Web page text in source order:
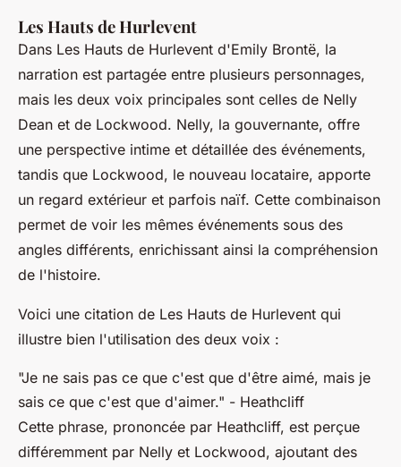
Les Hauts de Hurlevent
Dans Les Hauts de Hurlevent d'Emily Brontë, la
narration est partagée entre plusieurs personnages,
mais les deux voix principales sont celles de Nelly
Dean et de Lockwood. Nelly, la gouvernante, offre
une perspective intime et détaillée des événements,
tandis que Lockwood, le nouveau locataire, apporte
un regard extérieur et parfois naïf. Cette combinaison
permet de voir les mêmes événements sous des
angles différents, enrichissant ainsi la compréhension
de l'histoire.
Voici une citation de Les Hauts de Hurlevent qui
illustre bien l'utilisation des deux voix :
"Je ne sais pas ce que c'est que d'être aimé, mais je
sais ce que c'est que d'aimer." - Heathcliff
Cette phrase, prononcée par Heathcliff, est perçue
différemment par Nelly et Lockwood, ajoutant des